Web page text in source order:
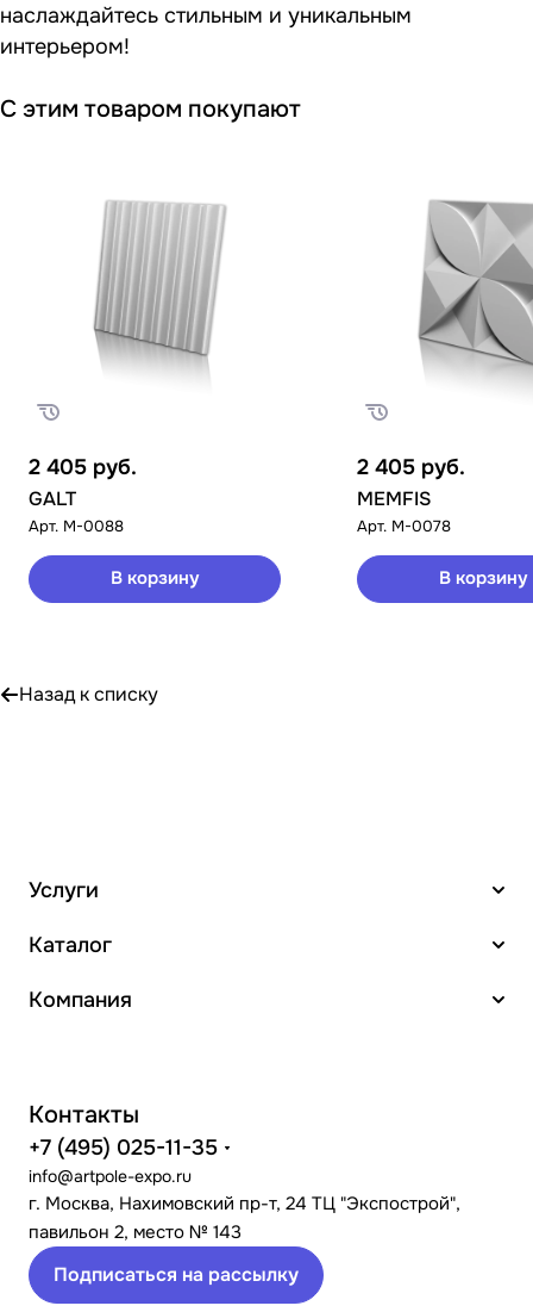
наслаждайтесь стильным и уникальным
интерьером!
С этим товаром покупают
2 405 руб.
GALT
Арт. M-0088
В корзину
2 405 руб.
MEMFIS
Арт. M-0078
В корзину
Назад к списку
Услуги
Каталог
Компания
Контакты
+7 (495) 025-11-35
info@artpole-expo.ru
г. Москва, Нахимовский пр-т, 24 ТЦ "Экспострой",
павильон 2, место № 143
Подписаться на рассылку